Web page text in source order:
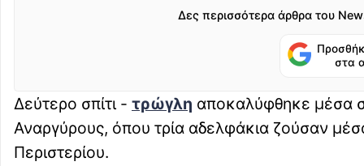
Δες περισσότερα άρθρα του
στα
Δεύτερο σπίτι - τρώγλη αποκαλύφθηκε μέσα
Αναργύρους, όπου τρία αδελφάκια ζούσαν
Περιστερίου.